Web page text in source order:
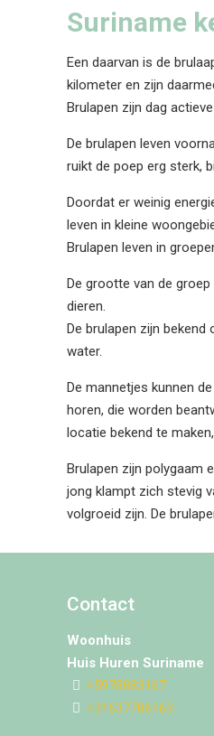
Suriname
Een daarvan is de
kilometer en zijn
Brulapen zijn dag
De brulapen leven
ruikt de poep erg sterk,
Doordat er weinig
leven in kleine
Brulapen leven in
De grootte van de
dieren.
De brulapen zijn
water.
De mannetjes kunnen
horen, die worden
locatie bekend te
Brulapen zijn polygaam
jong klampt zich stevig
volgroeid zijn. De
Contact
Woonhuis
Huis Huren Suriname
+5978883167
+31637786163